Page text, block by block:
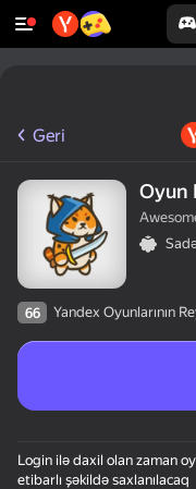
Geri
Oyun
66 Yandex Oyunlarının
Login ilə daxil olan zaman
etibarlı şəkildə saxlanılacaq